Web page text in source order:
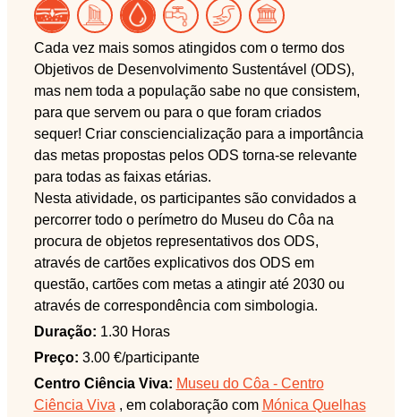
Cada vez mais somos atingidos com o termo dos
Objetivos de Desenvolvimento Sustentável (ODS),
mas nem toda a população sabe no que consistem,
para que servem ou para o que foram criados
sequer! Criar consciencialização para a importância
das metas propostas pelos ODS torna-se relevante
para todas as faixas etárias.
Nesta atividade, os participantes são convidados a
percorrer todo o perímetro do Museu do Côa na
procura de objetos representativos dos ODS,
através de cartões explicativos dos ODS em
questão, cartões com metas a atingir até 2030 ou
através de correspondência com simbologia.
Duração: 1.30 Horas
Preço: 3.00 €/participante
Centro Ciência Viva: Museu do Côa - Centro
Ciência Viva , em colaboração com Mónica Quelhas